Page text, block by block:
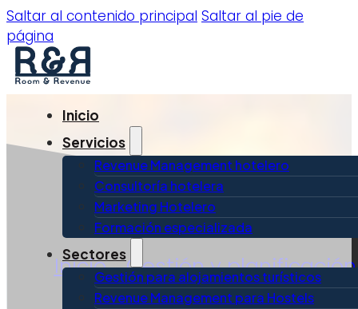
Saltar al contenido principal Saltar al pie de
página
Inicio
Servicios
Revenue Management hotelero
Consultoría hotelera
Marketing Hotelero
Formación especializada
Sectores
Gestión para alojamientos turísticos
Revenue Management para Hostels
Inicio»Gestión y